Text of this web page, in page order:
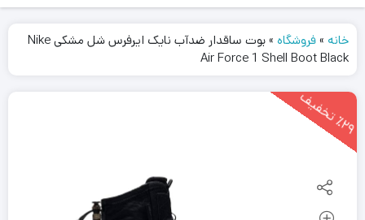
خانه »فروشگاه »
بوت ساقدار ضدآب نایک ایرفرس شل مشکی Nike
Air Force 1 Shell Boot Black
٪2
9
ت
خ
ف
یف